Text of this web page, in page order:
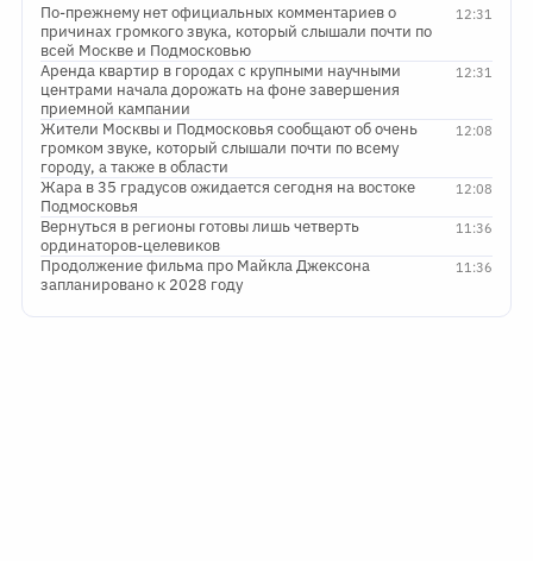
12:31
По-прежнему нет официальных комментариев о
причинах громкого звука, который слышали почти по
всей Москве и Подмосковью
12:31
Аренда квартир в городах с крупными научными
центрами начала дорожать на фоне завершения
приемной кампании
12:08
Жители Москвы и Подмосковья сообщают об очень
громком звуке, который слышали почти по всему
городу, а также в области
12:08
Жара в 35 градусов ожидается сегодня на востоке
Подмосковья
11:36
Вернуться в регионы готовы лишь четверть
ординаторов-целевиков
11:36
Продолжение фильма про Майкла Джексона
запланировано к 2028 году